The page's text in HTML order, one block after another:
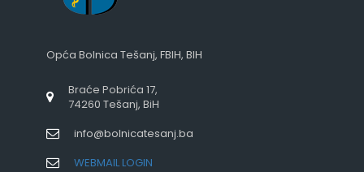
Opća Bolnica Tešanj, FBIH, BIH
Braće Pobrića 17,
74260 Tešanj, BiH
info@bolnicatesanj.ba
WEBMAIL LOGIN